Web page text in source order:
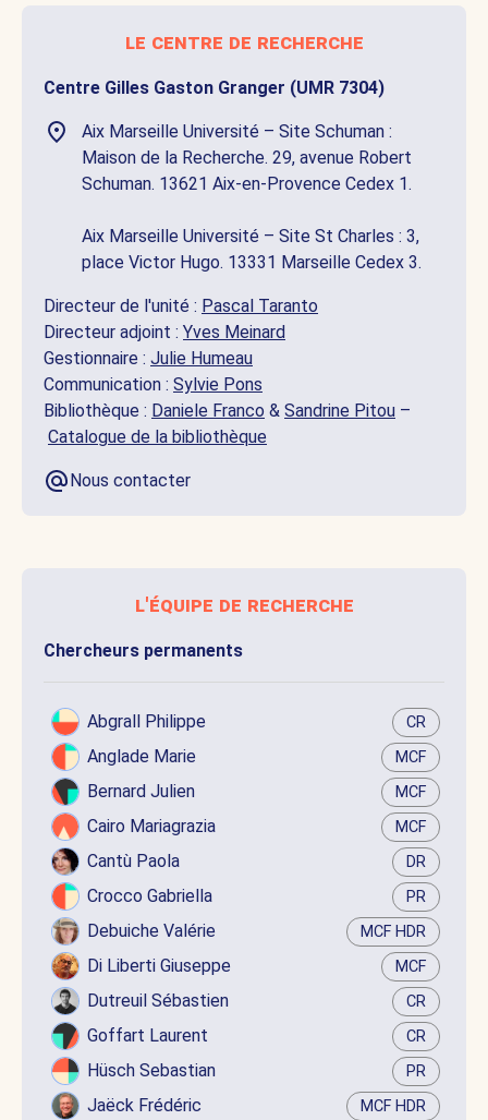
le centre de recherche
Centre Gilles Gaston Granger (UMR 7304)
Aix Marseille Université – Site Schuman :
Maison de la Recherche. 29, avenue Robert
Schuman. 13621 Aix-en-Provence Cedex 1.
Aix Marseille Université – Site St Charles : 3,
place Victor Hugo. 13331 Marseille Cedex 3.
Directeur de l'unité : Pascal Taranto
Directeur adjoint : Yves Meinard
Gestionnaire : Julie Humeau
Communication : Sylvie Pons
Bibliothèque : Daniele Franco & Sandrine Pitou –
Catalogue de la bibliothèque
Nous contacter
l'équipe de recherche
Chercheurs permanents
Abgrall Philippe CR
Anglade Marie MCF
Bernard Julien MCF
Cairo Mariagrazia MCF
Cantù Paola DR
Crocco Gabriella PR
Debuiche Valérie MCF HDR
Di Liberti Giuseppe MCF
Dutreuil Sébastien CR
Goffart Laurent CR
Hüsch Sebastian PR
Jaëck Frédéric MCF HDR